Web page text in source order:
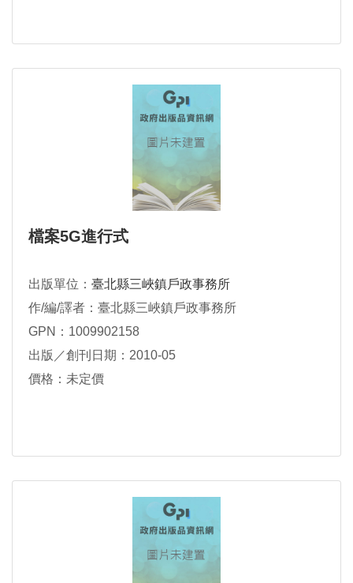
檔案5G進行式
出版單位： 臺北縣三峽鎮戶政事務所
作/編/譯者：臺北縣三峽鎮戶政事務所
GPN：1009902158
出版／創刊日期：2010-05
價格：未定價